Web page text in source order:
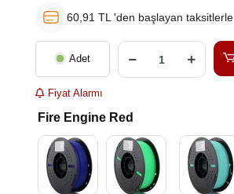
60,91 TL 'den başlayan taksitlerle
Adet
Fiyat Alarmı
Fire Engine Red